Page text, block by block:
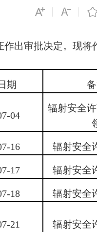
出审批决定。现将
期
04
辐射安全
16 辐射安全
17 辐射安全
18 辐射安全
21 辐射安全